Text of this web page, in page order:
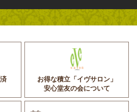
お得な積立「イヴサロン」
安心堂友の会について